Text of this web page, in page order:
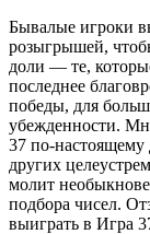
Бывалые игроки
розыгрышей,
доли — те,
последнее
победы, для
убежденности.
37 по-
других
молит
подбора чисел.
выиграть в Игра